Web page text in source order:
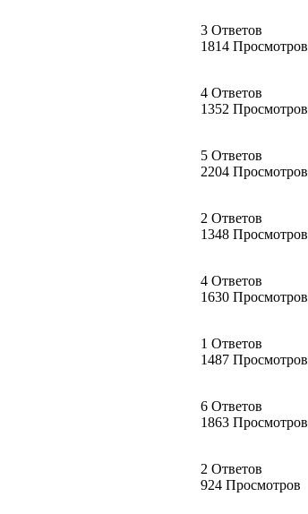
3 Ответов
1814 Просмотров
4 Ответов
1352 Просмотров
5 Ответов
2204 Просмотров
2 Ответов
1348 Просмотров
4 Ответов
1630 Просмотров
1 Ответов
1487 Просмотров
6 Ответов
1863 Просмотров
2 Ответов
924 Просмотров